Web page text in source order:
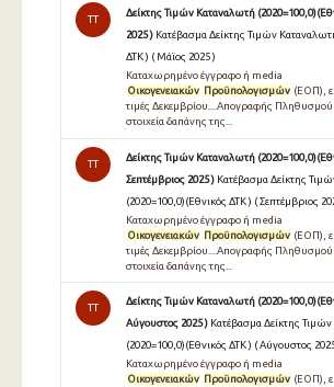
TT
Δείκτης Τιμών Καταναλωτή
2025 ) Κατέβασμα Δείκτης Τιμών
ΔΤΚ ) ( Μάϊος 2025 )
Καταχωρημένο έγγραφο ή media
Οικογενειακών Προϋπολογισμών (ΕΟΠ),
τιμές Δεκεμβρίου....Απογραφής Πληθυσμού
στοιχεία δαπάνης της...
TT
Δείκτης Τιμών Καταναλωτή
Σεπτέμβριος 2025 ) Κατέβασμα Δείκτης
(2020=100,0)(Εθνικός ΔΤΚ ) ( Σεπτέμβριος
Καταχωρημένο έγγραφο ή media
Οικογενειακών Προϋπολογισμών (ΕΟΠ),
τιμές Δεκεμβρίου....Απογραφής Πληθυσμού
στοιχεία δαπάνης της...
TT
Δείκτης Τιμών Καταναλωτή
Αύγουστος 2025 ) Κατέβασμα Δείκτης
(2020=100,0)(Εθνικός ΔΤΚ ) ( Αύγουστος
Καταχωρημένο έγγραφο ή media
Οικογενειακών Προϋπολογισμών (ΕΟΠ),